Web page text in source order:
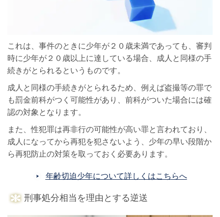
これは、事件のときに少年が２０歳未満であっても、審判
時に少年が２０歳以上に達している場合、成人と同様の手
続きがとられるというものです。
成人と同様の手続きがとられるため、例えば盗撮等の罪で
も罰金前科がつく可能性があり、前科がついた場合には確
認の対象となります。
また、性犯罪は再非行の可能性が高い罪と言われており、
成人になってから再犯を犯さないよう、少年の早い段階か
ら再犯防止の対策を取っておく必要あります。
年齢切迫少年について詳しくはこちらへ
刑事処分相当を理由とする逆送